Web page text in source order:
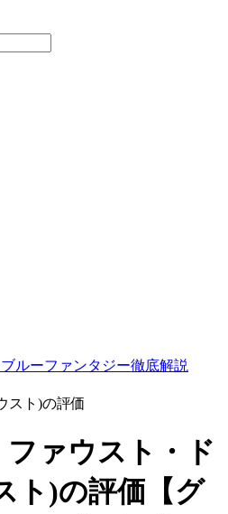
ルーファンタジー徹底解説
スト)の評価
ファウスト・ド
ト)の評価【グ